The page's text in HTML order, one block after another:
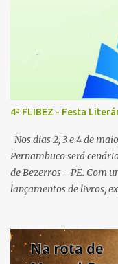
4ª FLIBEZ - Festa
Nos dias 2, 3 e 4 de
Pernambuco será
de Bezerros - PE. Com
lançamentos de livros,
Pedro PAINÉIS
Tudo Há Poesia -